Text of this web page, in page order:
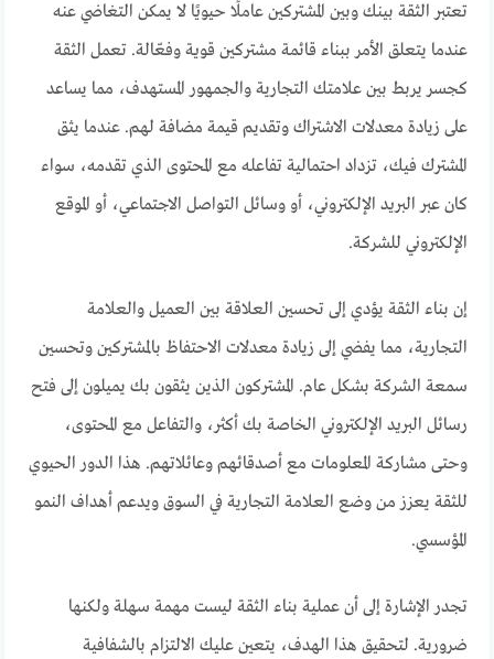
تعتبر الثقة بينك وبين المشتركين عاملًا حيويًا لا يمكن التغاضي عنه
عندما يتعلق الأمر ببناء قائمة مشتركين قوية وفعّالة. تعمل الثقة
كجسر يربط بين علامتك التجارية والجمهور المستهدف، مما يساعد
على زيادة معدلات الاشتراك وتقديم قيمة مضافة لهم. عندما يثق
المشترك فيك، تزداد احتمالية تفاعله مع المحتوى الذي تقدمه، سواء
كان عبر البريد الإلكتروني، أو وسائل التواصل الاجتماعي، أو الموقع
الإلكتروني للشركة.
إن بناء الثقة يؤدي إلى تحسين العلاقة بين العميل والعلامة
التجارية، مما يفضي إلى زيادة معدلات الاحتفاظ بالمشتركين وتحسين
سمعة الشركة بشكل عام. المشتركون الذين يثقون بك يميلون إلى فتح
رسائل البريد الإلكتروني الخاصة بك أكثر، والتفاعل مع المحتوى،
وحتى مشاركة المعلومات مع أصدقائهم وعائلاتهم. هذا الدور الحيوي
للثقة يعزز من وضع العلامة التجارية في السوق ويدعم أهداف النمو
المؤسسي.
تجدر الإشارة إلى أن عملية بناء الثقة ليست مهمة سهلة ولكنها
ضرورية. لتحقيق هذا الهدف، يتعين عليك الالتزام بالشفافية